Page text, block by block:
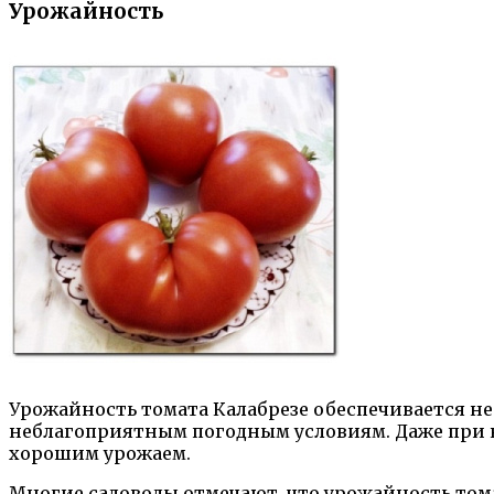
Урожайность
Урожайность томата Калабрезе обеспечивается
неблагоприятным погодным условиям. Даже при
хорошим урожаем.